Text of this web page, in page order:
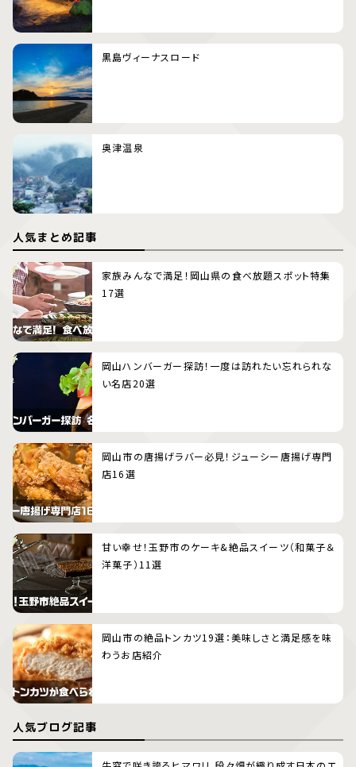
黒島ヴィーナスロード
奥津温泉
人気まとめ記事
家族みんなで満足！岡山県の食べ放題スポット特集
17選
岡山ハンバーガー探訪！一度は訪れたい忘れられな
い名店20選
岡山市の唐揚げラバー必見！ジューシー唐揚げ専門
店16選
甘い幸せ！玉野市のケーキ&絶品スイーツ（和菓子＆
洋菓子）11選
岡山市の絶品トンカツ19選：美味しさと満足感を味
わうお店紹介
人気ブログ記事